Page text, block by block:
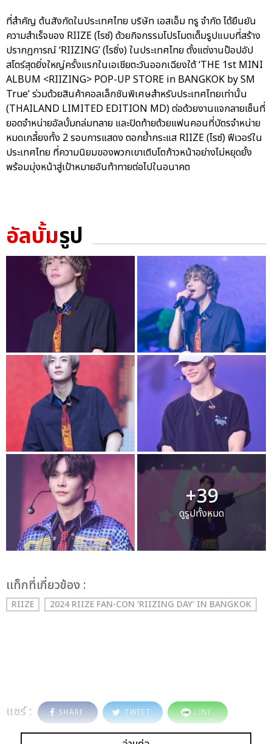
ที่สำคัญ ต้นสังกัดในประเทศไทย บริษัท เอสเอ็ม ทรู จำกัด ได้ยืนยัน
ความสำเร็จของ RIIZE (ไรซ์) ด้วยกิจกรรมโปรโมตเต็มรูปแบบที่สร้าง
ปรากฏการณ์ ‘RIIZING’ (ไรซิ่ง) ในประเทศไทย ตั้งแต่งานป๊อปอัป
สโตร์สุดยิ่งใหญ่ครั้งแรกในเอเชียตะวันออกเฉียงใต้ ‘THE 1st MINI
ALBUM <RIIZING> POP-UP STORE in BANGKOK by SM
True’ ร่วมด้วยสินค้าคอลเล็กชันพิเศษสำหรับประเทศไทยเท่านั้น
(THAILAND LIMITED EDITION MD) ต่อด้วยงานแจกลายเซ็นที่
ยอดจำหน่ายอัลบั้มถล่มทลาย และปิดท้ายด้วยแฟนคอนที่บัตรจำหน่าย
หมดเกลี้ยงทั้ง 2 รอบการแสดง ตอกย้ำกระแส RIIZE (ไรซ์) ฟีเวอร์ใน
ประเทศไทย ที่ความนิยมของพวกเขาเติบโตก้าวหน้าอย่างไม่หยุดยั้ง
พร้อมมุ่งหน้าสู่เป้าหมายอันท้าทายต่อไปในอนาคต
อัลบั้มรูป
+39
ดูรูปทั้งหมด
เเท็กที่เกี่ยวข้อง :
RIIZE 2024 RIIZE FAN-CON ‘RIIZING DAY’ IN BANGKOK
แชร์ : SHARE TWEET LINE